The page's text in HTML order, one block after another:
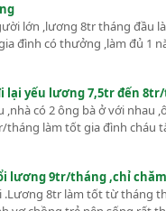
lớn ,lương 8tr tháng đầu
đình có thưởng ,làm đủ 1
lại yếu lương 7,5tr đến
,nhà có 2 ông bà ở với
tháng làm tốt gia đình cháu
lương 9tr/tháng ,chỉ
8tr làm tốt từ tháng